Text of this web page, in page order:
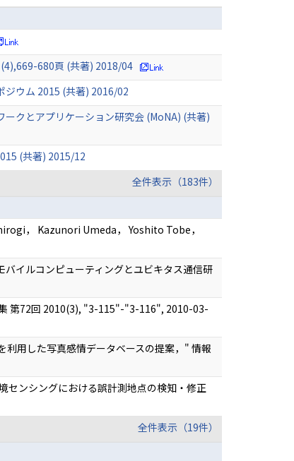
680頁 (共著) 2018/04
ジウム 2015 (共著) 2016/02
クとアプリケーション研究会 (MoNA) (共著)
(共著) 2015/12
全件表示（183件）
， Kazunori Umeda， Yoshito Tobe，
イルコンピューティングとユビキタス通信研
第72回 2010(3), "3-115"-"3-116", 2010-03-
用した写真感情データベースの提案，" 情報
センシングにおける誤計測地点の検知・修正
全件表示（19件）